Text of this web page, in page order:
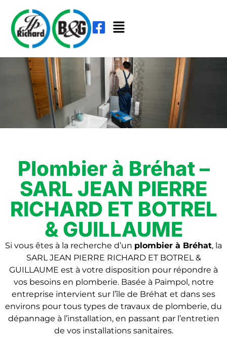
Plombier à Bréhat –
SARL JEAN PIERRE
RICHARD ET BOTREL
& GUILLAUME
Si vous êtes à la recherche d’un plombier à Bréhat, la
SARL JEAN PIERRE RICHARD ET BOTREL &
GUILLAUME est à votre disposition pour répondre à
vos besoins en plomberie. Basée à Paimpol, notre
entreprise intervient sur l’île de Bréhat et dans ses
environs pour tous types de travaux de plomberie, du
dépannage à l’installation, en passant par l’entretien
de vos installations sanitaires.